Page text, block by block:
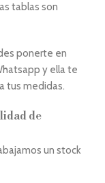
tablas son
ponerte en
y ella te
tus medidas.
de
un stock